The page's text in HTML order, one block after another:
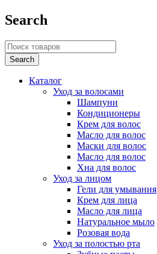
Search
Каталог
Уход за волосами
Шампуни
Кондиционеры
Крем для волос
Масло для волос
Маски для волос
Масло для волос
Хна для волос
Уход за лицом
Гели для умывания
Крем для лица
Масло для лица
Натуральное мыло
Розовая вода
Уход за полостью рта